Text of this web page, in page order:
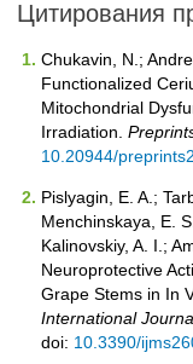
Цитирования
Chukavin, N.;
Functionalized
Mitochondrial
Irradiation.
10.20944/
Pislyagin, E. A.;
Menchinskaya, E.
Kalinovskiy, A. I.;
Neuroprotective
Grape Stems in In
International
doi: 10.3390/